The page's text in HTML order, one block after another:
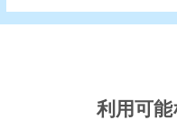
利用可